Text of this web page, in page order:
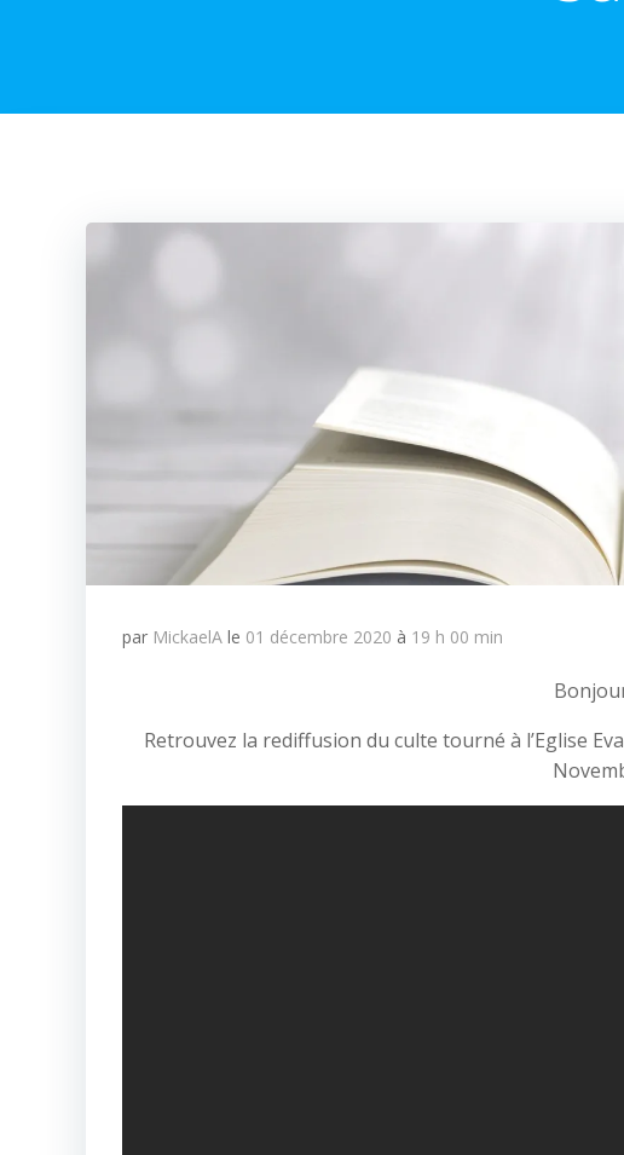
par MickaelA le 01 décembre 2020 à 19 h 00 min
Retrouvez la rediffusion du culte tourné à l’Eglise